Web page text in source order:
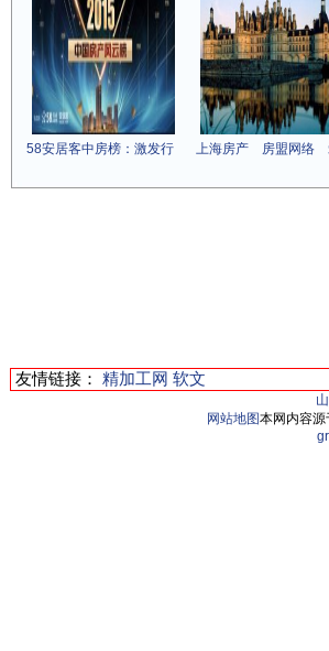
58安居客中房榜：激发行 上海房产 房盟网络
友情链接： 精加工网 软文
网站地图本网内容